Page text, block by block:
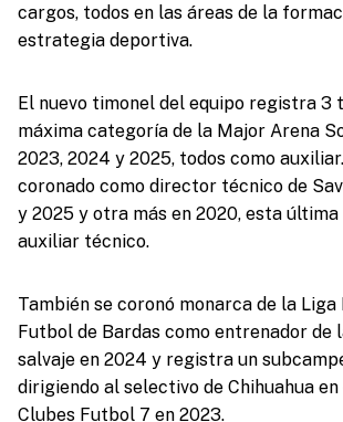
cargos, todos en las áreas de la
estrategia deportiva.
El nuevo timonel del equipo registra 3
máxima categoría de la Major Arena
2023, 2024 y 2025, todos como
coronado como director técnico de
y 2025 y otra más en 2020, esta
auxiliar técnico.
También se coronó monarca de la Liga
Futbol de Bardas como entrenador de
salvaje en 2024 y registra un
dirigiendo al selectivo de Chihuahua
Clubes Futbol 7 en 2023.